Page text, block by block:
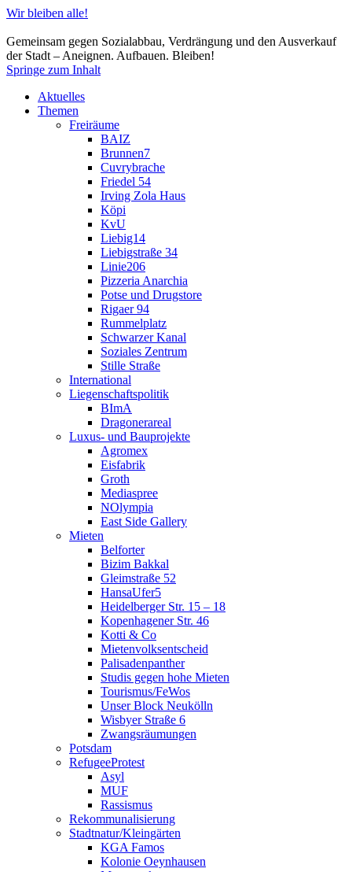
Wir bleiben alle!
Gemeinsam gegen Sozialabbau, Verdrängung und den Ausverkauf
der Stadt – Aneignen. Aufbauen. Bleiben!
Springe zum Inhalt
Aktuelles
Themen
Freiräume
BAIZ
Brunnen7
Cuvrybrache
Friedel 54
Irving Zola Haus
Köpi
KvU
Liebig14
Liebigstraße 34
Linie206
Pizzeria Anarchia
Potse und Drugstore
Rigaer 94
Rummelplatz
Schwarzer Kanal
Soziales Zentrum
Stille Straße
International
Liegenschaftspolitik
BImA
Dragonerareal
Luxus- und Bauprojekte
Agromex
Eisfabrik
Groth
Mediaspree
NOlympia
East Side Gallery
Mieten
Belforter
Bizim Bakkal
Gleimstraße 52
HansaUfer5
Heidelberger Str. 15 – 18
Kopenhagener Str. 46
Kotti & Co
Mietenvolksentscheid
Palisadenpanther
Studis gegen hohe Mieten
Tourismus/FeWos
Unser Block Neukölln
Wisbyer Straße 6
Zwangsräumungen
Potsdam
RefugeeProtest
Asyl
MUF
Rassismus
Rekommunalisierung
Stadtnatur/Kleingärten
KGA Famos
Kolonie Oeynhausen